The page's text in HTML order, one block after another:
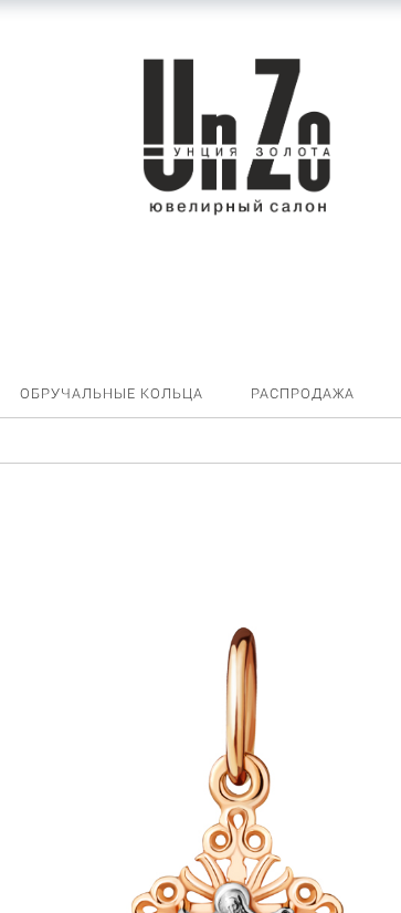
ОБРУЧАЛЬНЫЕ КОЛЬЦА РАСПРОДАЖА